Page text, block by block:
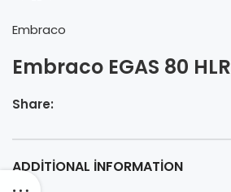
Embraco
Embraco EGAS 80 HLR
Share:
ADDITIONAL INFORMATION